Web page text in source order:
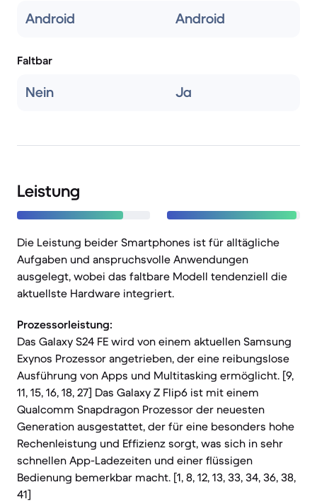
Android Android
Faltbar
Nein Ja
Leistung
Die Leistung beider Smartphones ist für alltägliche
Aufgaben und anspruchsvolle Anwendungen
ausgelegt, wobei das faltbare Modell tendenziell die
aktuellste Hardware integriert.
Prozessorleistung:
Das Galaxy S24 FE wird von einem aktuellen Samsung
Exynos Prozessor angetrieben, der eine reibungslose
Ausführung von Apps und Multitasking ermöglicht. [9,
11, 15, 16, 18, 27] Das Galaxy Z Flip6 ist mit einem
Qualcomm Snapdragon Prozessor der neuesten
Generation ausgestattet, der für eine besonders hohe
Rechenleistung und Effizienz sorgt, was sich in sehr
schnellen App-Ladezeiten und einer flüssigen
Bedienung bemerkbar macht. [1, 8, 12, 13, 33, 34, 36, 38,
41]